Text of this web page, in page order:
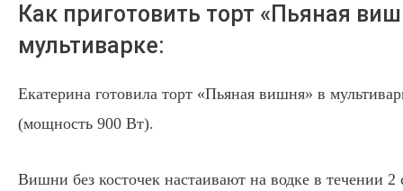
Как приготовить торт «Пьяная
мультиварке:
Екатерина готовила торт «Пьяная вишня» в
(мощность 900 Вт).
Вишни без косточек настаивают на водке в течении 2